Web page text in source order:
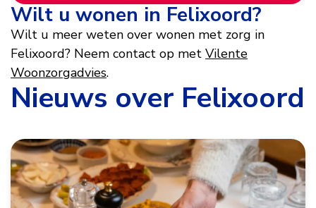
Wilt u wonen in Felixoord?
Wilt u meer weten over wonen met zorg in
Felixoord? Neem contact op met Vilente
Woonzorgadvies.
Nieuws over Felixoord